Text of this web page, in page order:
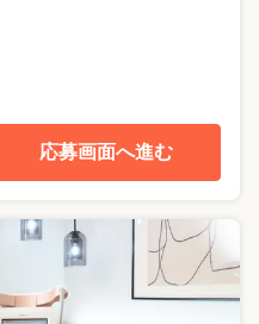
応募画面へ進む